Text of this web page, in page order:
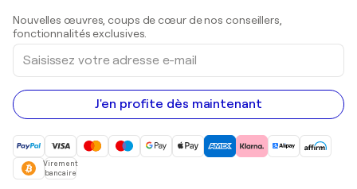
Peintures acryliques
Nouvelles œuvres, coups de cœur de nos conseillers,
fonctionnalités exclusives.
Saisissez
votre
adresse
e-
mail
J'en profite dès maintenant
Virement
bancaire